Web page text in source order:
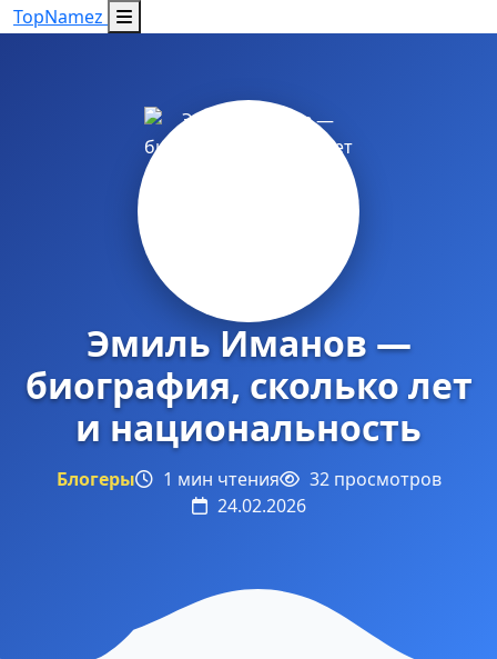
TopNamez
Эмиль Иманов —
биография, сколько лет
и национальность
Блогеры 1 мин чтения
32 просмотров
24.02.2026